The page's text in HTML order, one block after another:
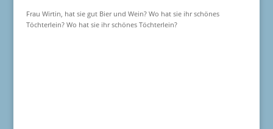
Frau Wirtin, hat sie gut Bier und Wein? Wo hat sie ihr schönes
Töchterlein? Wo hat sie ihr schönes Töchterlein?